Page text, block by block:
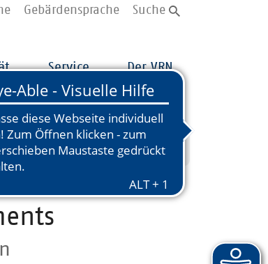
Gebärdensprache Suche
Service Der VRN